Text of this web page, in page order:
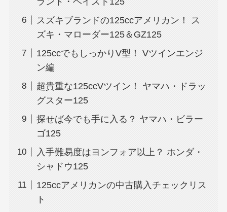
スズキブランドの125ccアメリカン！ ス
ズキ・マローダー125＆GZ125
125ccでもしっかりV型！ Vツインエンジ
ン編
超貴重な125ccVツイン！ ヤマハ・ドラッ
グスター125
探せば今でも手に入る？ ヤマハ・ビラー
ゴ125
入手難易度はヨンフォア以上？ ホンダ・
シャドウ125
125ccアメリカンの中古購入チェックリス
ト